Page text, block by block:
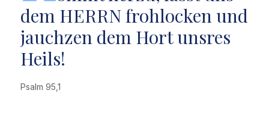
dem HERRN frohlocken und
jauchzen dem Hort unsres
Heils!
Psalm 95,1